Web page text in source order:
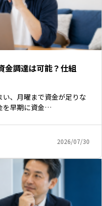
金調達は可能？仕組
い、月曜まで資金が足りな
を早期に資金…
2026/07/30